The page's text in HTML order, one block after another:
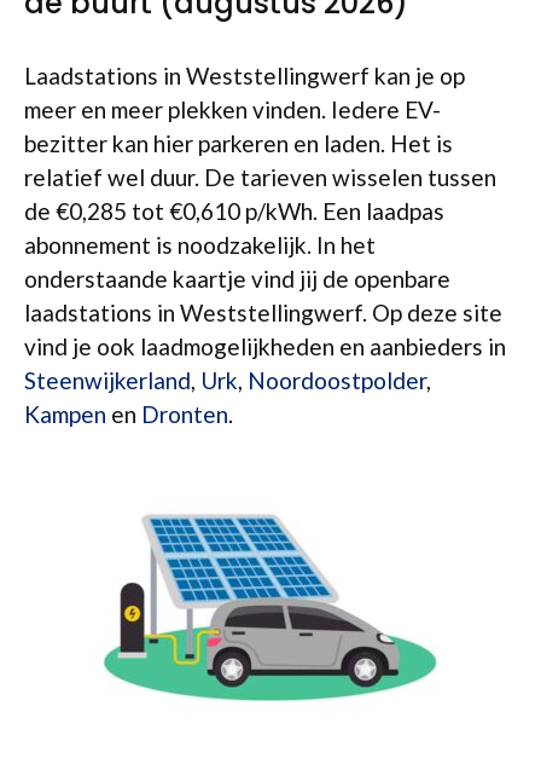
Laadstations in Weststellingwerf kan je op
meer en meer plekken vinden. Iedere EV-
bezitter kan hier parkeren en laden. Het is
relatief wel duur. De tarieven wisselen tussen
de €0,285 tot €0,610 p/kWh. Een laadpas
abonnement is noodzakelijk. In het
onderstaande kaartje vind jij de openbare
laadstations in Weststellingwerf. Op deze site
vind je ook laadmogelijkheden en aanbieders in
Steenwijkerland, Urk, Noordoostpolder,
Kampen en Dronten.